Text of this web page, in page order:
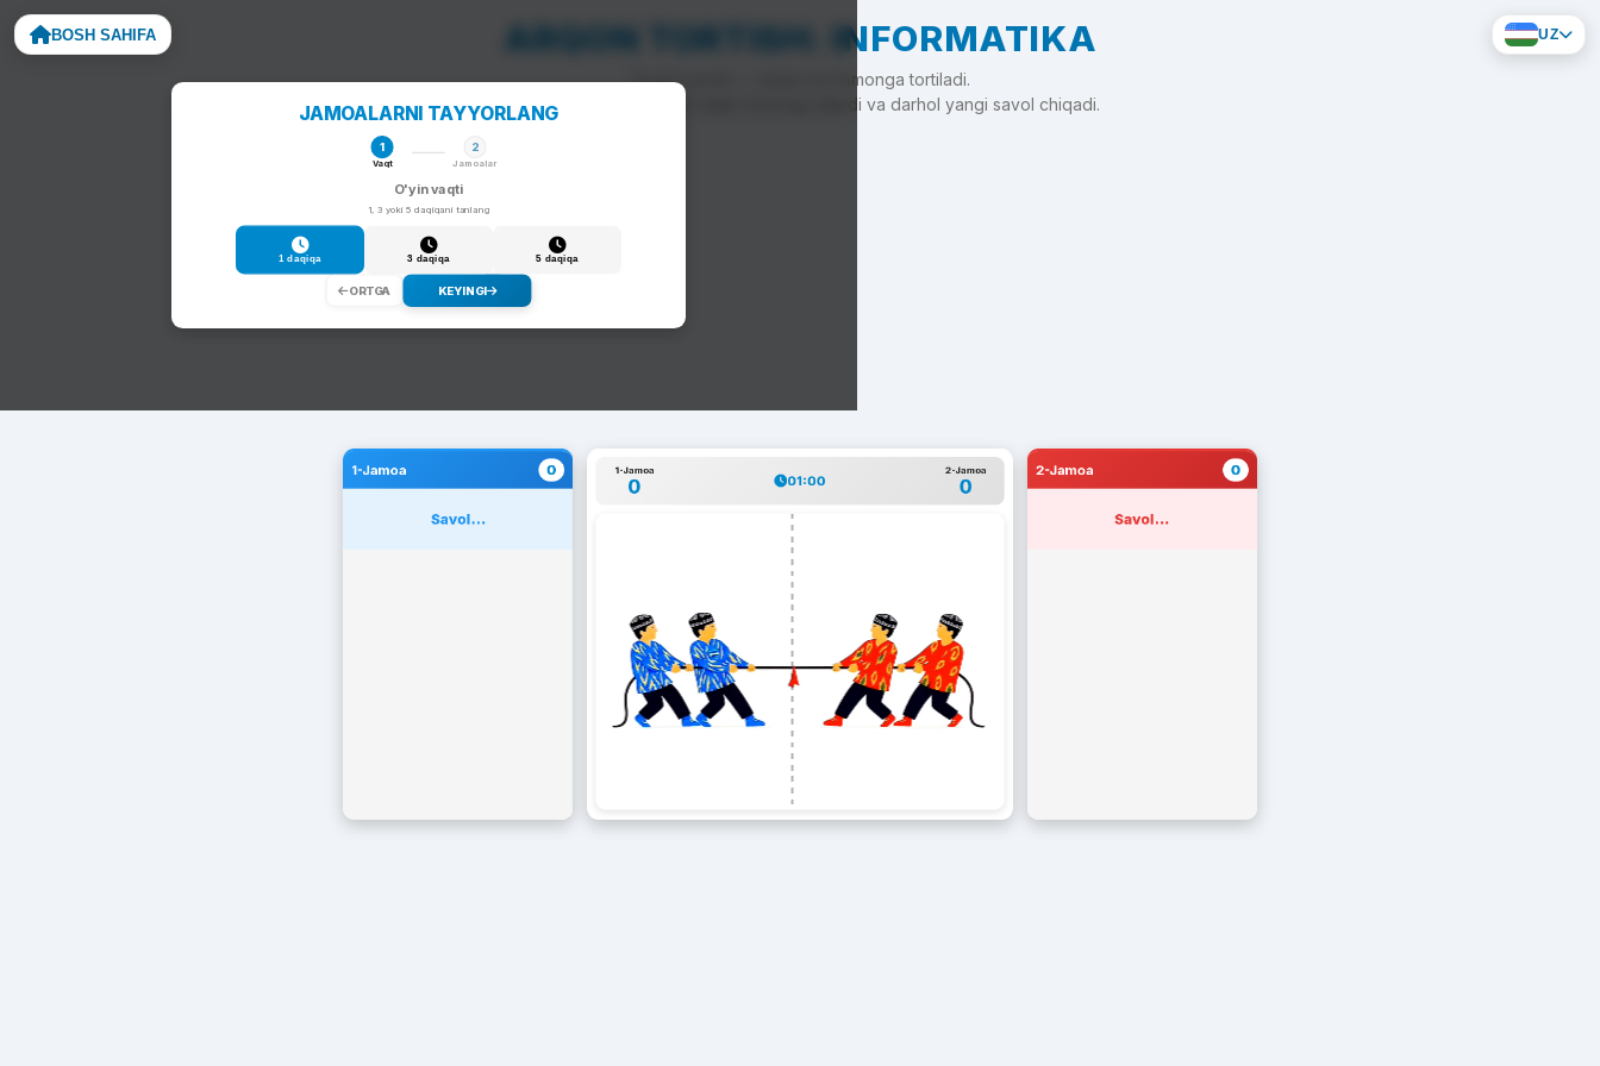
BOSH SAHIFA UZ
ARQON TORTISH: INFORMATIKA
To'g'ri javob — arqon siz tomonga tortiladi.
Noto'g'ri javob — arqon raqib tomonga siljiydi va darhol yangi savol chiqadi.
JAMOALARNI TAYYORLANG
1
Vaqt
2
Jamoalar
O'yin vaqti
1, 3 yoki 5 daqiqani tanlang
1 daqiqa 3 daqiqa 5 daqiqa
ORTGA KEYINGI
1-Jamoa 0
Savol...
1-Jamoa
0 01:00
2-Jamoa
0
2-Jamoa 0
Savol...